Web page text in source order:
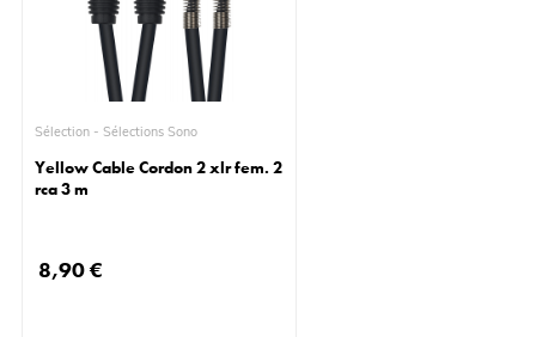
Sélection - Sélections Sono
Yellow Cable Cordon 2 xlr fem. 2
rca 3 m
8,90 €